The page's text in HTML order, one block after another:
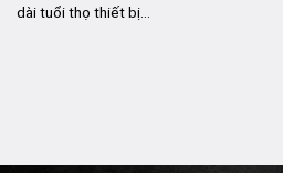
dài tuổi thọ thiết bị...